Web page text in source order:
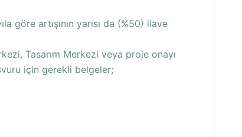
göre artışının yarısı da (%50) ilave
Tasarım Merkezi veya proje onayı
için gerekli belgeler;